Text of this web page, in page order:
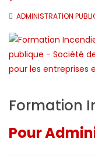
ADMINISTRATION
Formation
Pour